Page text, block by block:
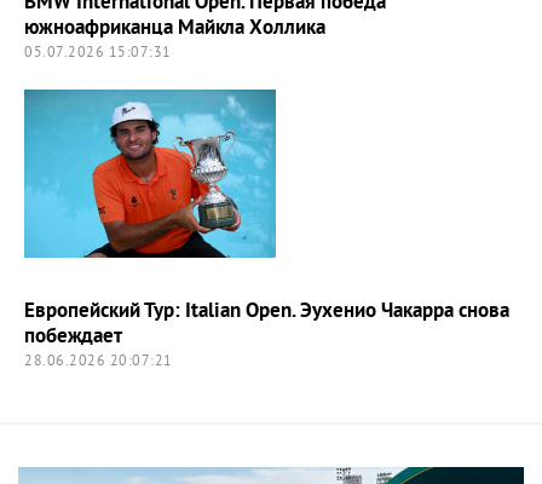
южноафриканца Майкла Холлика
05.07.2026 15:07:31
Европейский Тур: Italian Open. Эухенио Чакарра снова
побеждает
28.06.2026 20:07:21